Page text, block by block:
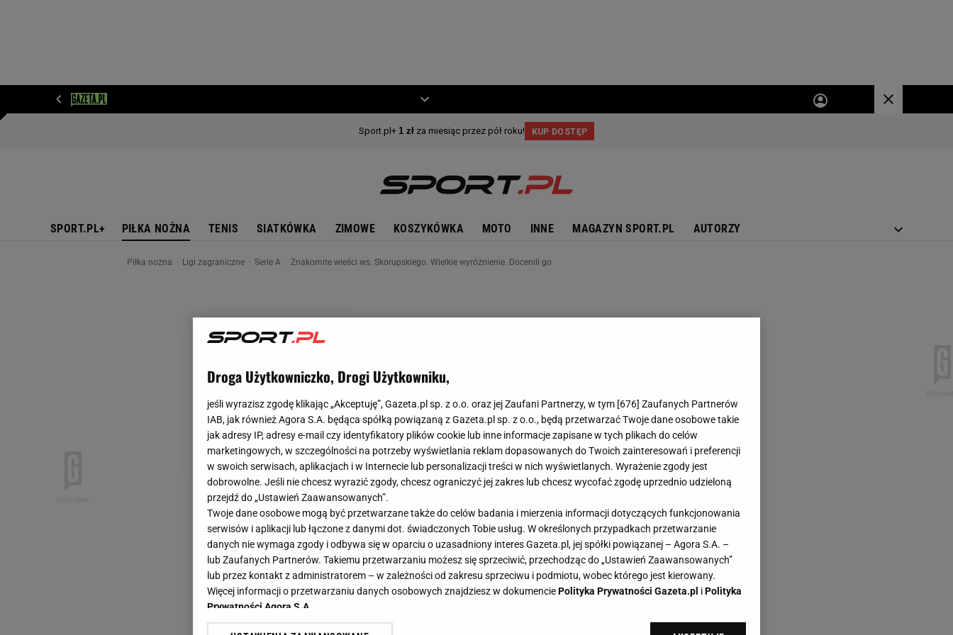
SPORT.PL+ PIŁKA NOŻNA TENIS SIATKÓWKA ZIMOWE KOSZYKÓWKA MOTO INNE MAGAZYN SPORT.PL AUTORZY
Piłka nożna Ligi zagraniczne Serie A Znakomite wieści ws. Skorupskiego. Wielkie wyróżnienie. Docenili go
Droga Użytkowniczko, Drogi Użytkowniku,
jeśli wyrazisz zgodę klikając „Akceptuję”, Gazeta.pl sp. z o.o. oraz jej Zaufani Partnerzy, w tym [676] Zaufanych Partnerów
IAB, jak również Agora S.A. będąca spółką powiązaną z Gazeta.pl sp. z o.o., będą przetwarzać Twoje dane osobowe takie
jak adresy IP, adresy e-mail czy identyfikatory plików cookie lub inne informacje zapisane w tych plikach do celów
marketingowych, w szczególności na potrzeby wyświetlania reklam dopasowanych do Twoich zainteresowań i preferencji
w swoich serwisach, aplikacjach i w Internecie lub personalizacji treści w nich wyświetlanych. Wyrażenie zgody jest
dobrowolne. Jeśli nie chcesz wyrazić zgody, chcesz ograniczyć jej zakres lub chcesz wycofać zgodę uprzednio udzieloną
przejdź do „Ustawień Zaawansowanych”.
Twoje dane osobowe mogą być przetwarzane także do celów badania i mierzenia informacji dotyczących funkcjonowania
serwisów i aplikacji lub łączone z danymi dot. świadczonych Tobie usług. W określonych przypadkach przetwarzanie
danych nie wymaga zgody i odbywa się w oparciu o uzasadniony interes Gazeta.pl, jej spółki powiązanej – Agora S.A. –
lub Zaufanych Partnerów. Takiemu przetwarzaniu możesz się sprzeciwić, przechodząc do „Ustawień Zaawansowanych”
lub przez kontakt z administratorem – w zależności od zakresu sprzeciwu i podmiotu, wobec którego jest kierowany.
Więcej informacji o przetwarzaniu danych osobowych znajdziesz w dokumenciePolityka Prywatności Gazeta.pl iPolityka
Prywatności Agora S.A.